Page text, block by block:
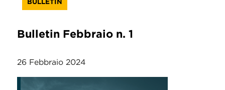
Bulletin Febbraio n. 1
26 Febbraio 2024